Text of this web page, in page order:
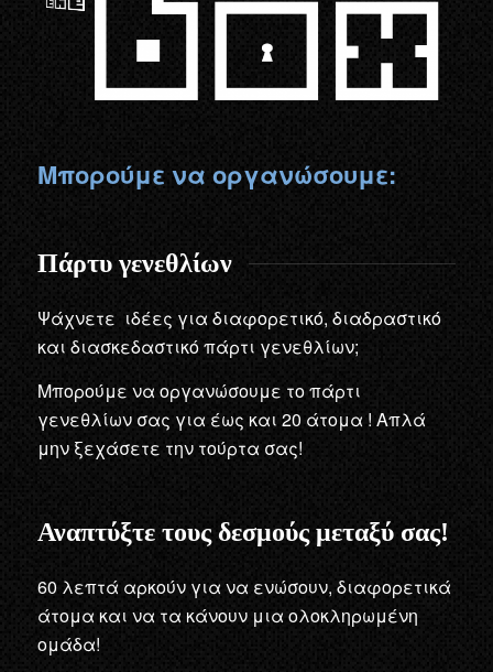
Μπορούμε να οργανώσουμε:
Πάρτυ γενεθλίων
Ψάχνετε ιδέες για διαφορετικό, διαδραστικό
και διασκεδαστικό πάρτι γενεθλίων;
Μπορούμε να οργανώσουμε το πάρτι
γενεθλίων σας για έως και 20 άτομα ! Απλά
μην ξεχάσετε την τούρτα σας!
Αναπτύξτε τους δεσμούς μεταξύ σας!
60 λεπτά αρκούν για να ενώσουν, διαφορετικά
άτομα και να τα κάνουν μια ολοκληρωμένη
ομάδα!